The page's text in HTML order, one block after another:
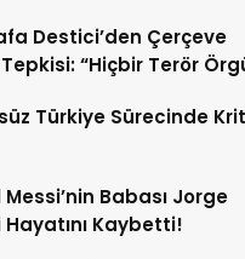
Destici’den Çerçeve
“Hiçbir Terör
Türkiye Sürecinde
Messi’nin Babası Jorge
Hayatını Kaybetti!